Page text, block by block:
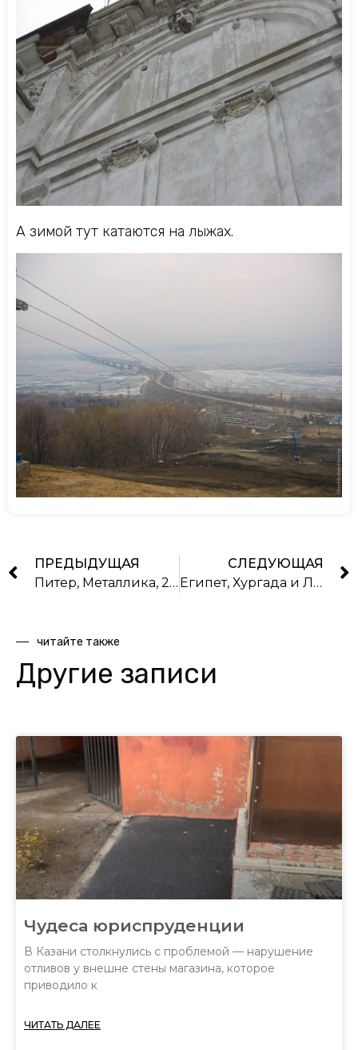
А зимой тут катаются на лыжах.
ПРЕДЫДУЩАЯ
Питер, Металлика, 2008
СЛЕДУЮЩАЯ
Египет, Хургада и Луксор
читайте также
Другие записи
Чудеса юриспруденции
В Казани столкнулись с проблемой — нарушение
отливов у внешне стены магазина, которое
приводило к
ЧИТАТЬ ДАЛЕЕ